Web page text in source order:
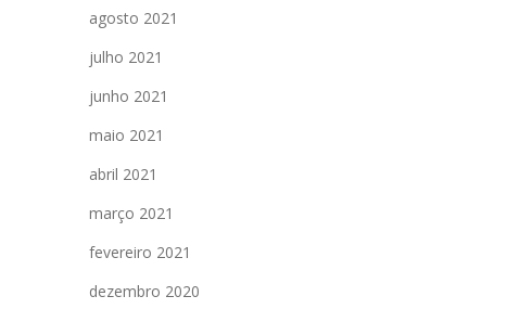
agosto 2021
julho 2021
junho 2021
maio 2021
abril 2021
março 2021
fevereiro 2021
dezembro 2020